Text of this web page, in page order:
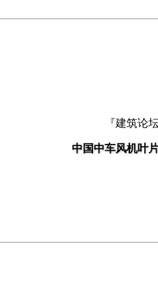
『建筑论坛
中国中车风机叶